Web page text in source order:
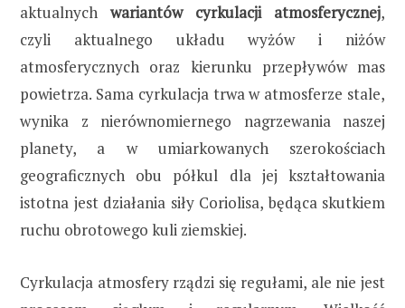
aktualnych wariantów cyrkulacji atmosferycznej,
czyli aktualnego układu wyżów i niżów
atmosferycznych oraz kierunku przepływów mas
powietrza. Sama cyrkulacja trwa w atmosferze stale,
wynika z nierównomiernego nagrzewania naszej
planety, a w umiarkowanych szerokościach
geograficznych obu półkul dla jej kształtowania
istotna jest działania siły Coriolisa, będąca skutkiem
ruchu obrotowego kuli ziemskiej.
Cyrkulacja atmosfery rządzi się regułami, ale nie jest